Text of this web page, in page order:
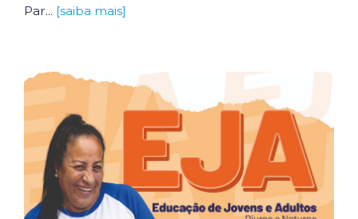
Par... [saiba mais]